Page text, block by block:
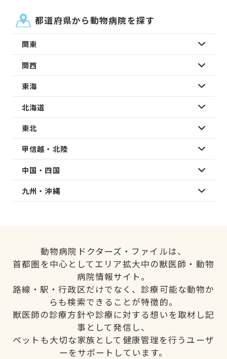
都道府県から動物病院を探す
関東
関西
東海
北海道
東北
甲信越・北陸
中国・四国
九州・沖縄
動物病院ドクターズ・ファイルは、
首都圏を中心としてエリア拡大中の獣医師・動物
病院情報サイト。
路線・駅・行政区だけでなく、診療可能な動物か
らも検索できることが特徴的。
獣医師の診療方針や診療に対する想いを取材し記
事として発信し、
ペットも大切な家族として健康管理を行うユーザ
ーをサポートしています。